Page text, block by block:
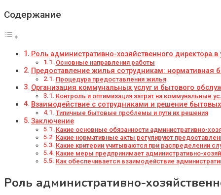
Содержание
Роль административно-хозяйственного
Основные направления работы
Предоставление жилья сотрудникам: нормативная
Процедура предоставления жилья
Организация коммунальных услуг и бытового
Контроль и оптимизация затрат на коммунальные
Взаимодействие с сотрудниками и решение
Типичные бытовые проблемы и пути их решения
Заключение
Какие основные обязанности административно-
Какие нормативные акты регулируют
Какие критерии учитываются при распределении
Какие меры предпринимает административно-
Как обеспечивается взаимодействие
Роль административно-